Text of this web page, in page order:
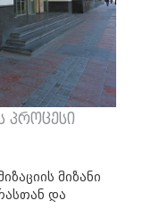
პროცესი
მიზანი
და